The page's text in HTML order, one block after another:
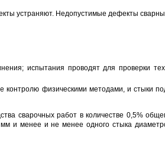
устраняют. Недопустимые дефекты
испытания проводят для проверки
физическими методами, и стыки
сварочных работ в количестве 0,5%
и менее и не менее одного стыка